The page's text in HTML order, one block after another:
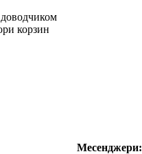
корзин
Месенджери: